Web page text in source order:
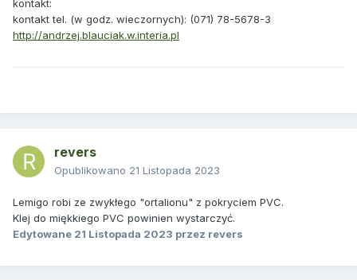
kontakt:
kontakt tel. (w godz. wieczornych): (071) 78-5678-3
http://andrzej.blauciak.w.interia.pl
revers
Opublikowano 21 Listopada 2023
Lemigo robi ze zwykłego "ortalionu" z pokryciem PVC.
Klej do miękkiego PVC powinien wystarczyć.
Edytowane 21 Listopada 2023 przez revers